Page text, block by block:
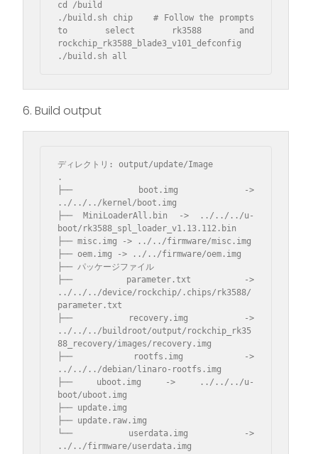
cd /build
./build.sh chip    # Follow the prompts
to select rk3588 and
rockchip_rk3588_blade3_v101_defconfig
./build.sh all
6. Build output
ディレクトリ: output/update/Image
.
├── boot.img ->
../../../kernel/boot.img
├── MiniLoaderAll.bin -> ../../../u-
boot/rk3588_spl_loader_v1.13.112.bin
├── misc.img -> ../../firmware/misc.img
├── oem.img -> ../../firmware/oem.img
├── パッケージファイル
├── parameter.txt ->
../../../device/rockchip/.chips/rk3588/
parameter.txt
├── recovery.img ->
../../../buildroot/output/rockchip_rk35
88_recovery/images/recovery.img
├── rootfs.img ->
../../../debian/linaro-rootfs.img
├── uboot.img -> ../../../u-
boot/uboot.img
├── update.img
├── update.raw.img
└── userdata.img ->
../../firmware/userdata.img